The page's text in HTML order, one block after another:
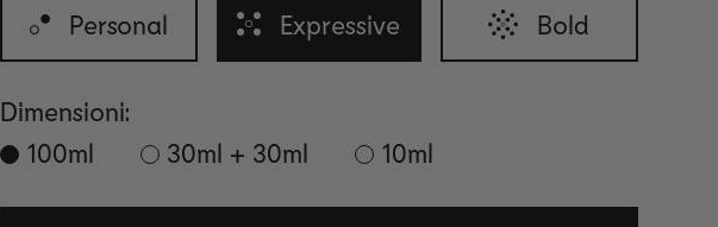
Personal Expressive Bold
Dimensioni:
100ml
30ml + 30ml 10ml